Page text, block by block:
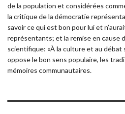
de la population et considérées
la critique de la démocratie
savoir ce qui est bon pour lui et
représentants; et la remise en cause
scientifique: «À la culture et au
oppose le bon sens populaire, les
mémoires communautaires.